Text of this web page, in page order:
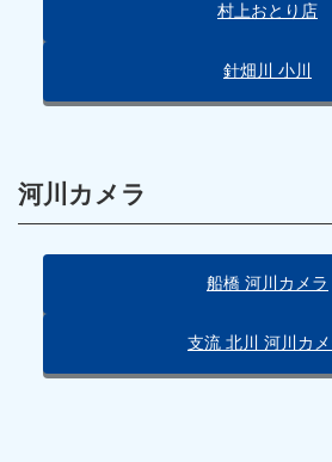
村上おとり店
針畑川 小川
河川カメラ
船橋 河川カメラ
支流 北川 河川カメ